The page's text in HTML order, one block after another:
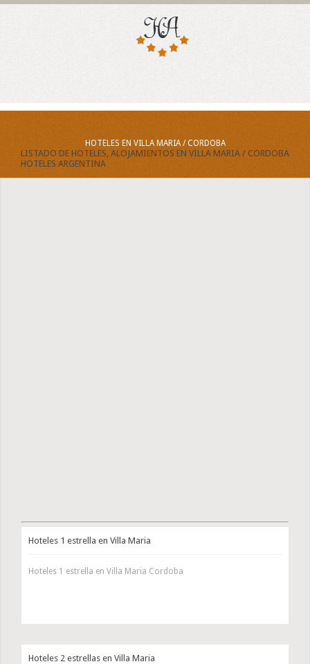
HOTELES EN VILLA MARIA / CORDOBA
LISTADO DE HOTELES, ALOJAMIENTOS EN VILLA MARIA / CORDOBA
HOTELES ARGENTINA
Hoteles 1 estrella en Villa Maria
Hoteles 1 estrella en Villa Maria Cordoba
Hoteles 2 estrellas en Villa Maria